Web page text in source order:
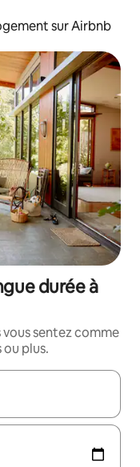
sur Airbnb
durée à
sentez comme
plus.
les flèches vers le